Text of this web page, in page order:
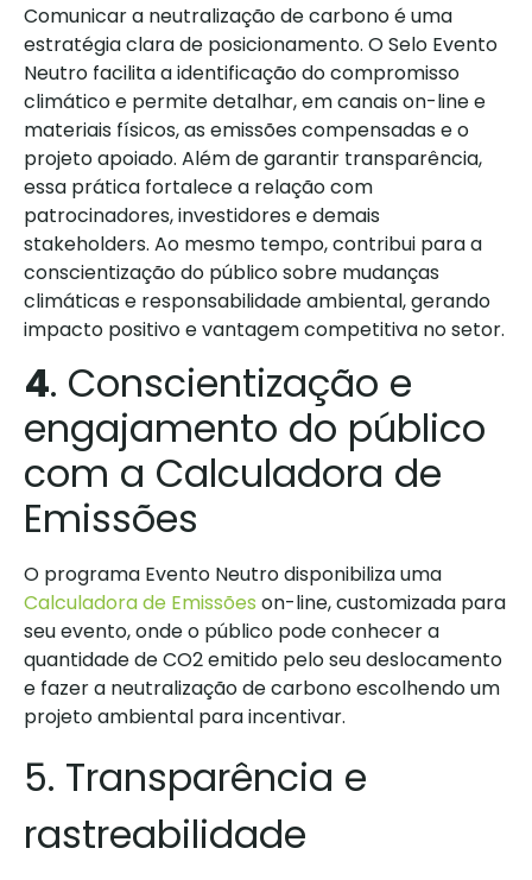
Comunicar a neutralização de carbono é uma
estratégia clara de posicionamento. O Selo Evento
Neutro facilita a identificação do compromisso
climático e permite detalhar, em canais on-line e
materiais físicos, as emissões compensadas e o
projeto apoiado. Além de garantir transparência,
essa prática fortalece a relação com
patrocinadores, investidores e demais
stakeholders. Ao mesmo tempo, contribui para a
conscientização do público sobre mudanças
climáticas e responsabilidade ambiental, gerando
impacto positivo e vantagem competitiva no setor.
4. Conscientização e
engajamento do público
com a Calculadora de
Emissões
O programa Evento Neutro disponibiliza uma
Calculadora de Emissões on-line, customizada para
seu evento, onde o público pode conhecer a
quantidade de CO2 emitido pelo seu deslocamento
e fazer a neutralização de carbono escolhendo um
projeto ambiental para incentivar.
5. Transparência e
rastreabilidade